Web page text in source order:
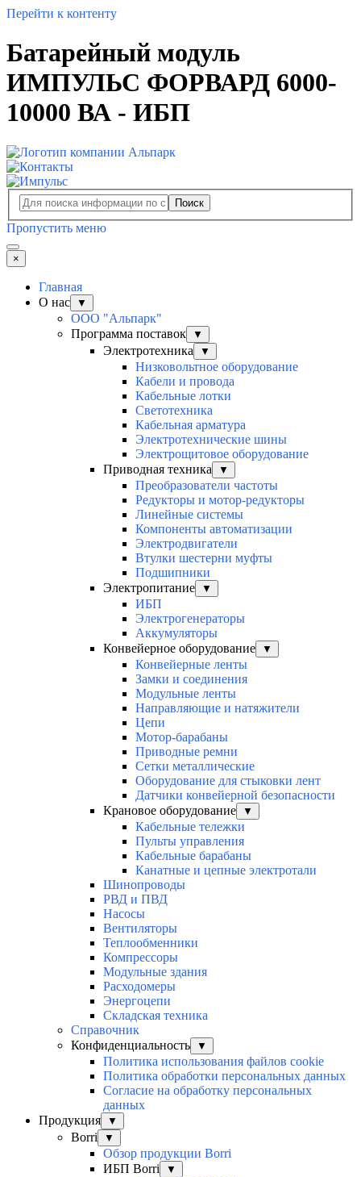
Перейти к контенту
Батарейный модуль
ИМПУЛЬС ФОРВАРД 6000-
10000 ВА - ИБП
Поиск
Пропустить меню
×
Главная
О нас
▼
ООО "Альпарк"
Программа поставок
▼
Электротехника ▼
Низковольтное оборудование
Кабели и провода
Кабельные лотки
Светотехника
Кабельная арматура
Электротехнические шины
Электрощитовое оборудование
Приводная техника
▼
Преобразователи частоты
Редукторы и мотор-редукторы
Линейные системы
Компоненты автоматизации
Электродвигатели
Втулки шестерни муфты
Подшипники
Электропитание
▼
ИБП
Электрогенераторы
Аккумуляторы
Конвейерное оборудование
▼
Конвейерные ленты
Замки и соединения
Модульные ленты
Направляющие и натяжители
Цепи
Мотор-барабаны
Приводные ремни
Сетки металлические
Оборудование для стыковки лент
Датчики конвейерной безопасности
Крановое оборудование
▼
Кабельные тележки
Пульты управления
Кабельные барабаны
Канатные и цепные электротали
Шинопроводы
РВД и ПВД
Насосы
Вентиляторы
Теплообменники
Компрессоры
Модульные здания
Расходомеры
Энергоцепи
Складская техника
Справочник
Конфиденциальность
▼
Политика использования файлов cookie
Политика обработки персональных данных
Согласие на обработку персональных
данных
Продукция
▼
Borri ▼
Обзор продукции Borri
ИБП Borri
▼